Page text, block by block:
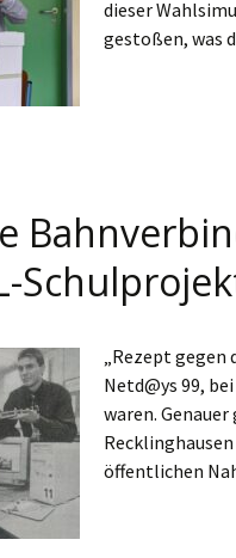
dieser
gestoßen, was
„Rezept gegen
Netd@ys 99,
waren.
öffentlichen